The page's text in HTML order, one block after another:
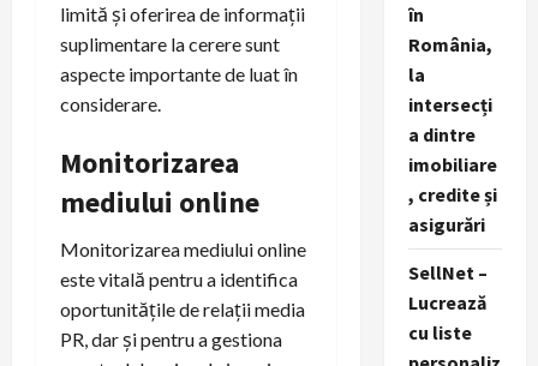
limită și oferirea de informații
suplimentare la cerere sunt
aspecte importante de luat în
considerare.
Monitorizarea
mediului online
Monitorizarea mediului online
este vitală pentru a identifica
oportunitățile de relații media
PR, dar și pentru a gestiona
în
România,
la
intersecți
a dintre
imobiliare
, credite și
asigurări
SellNet –
Lucrează
cu liste